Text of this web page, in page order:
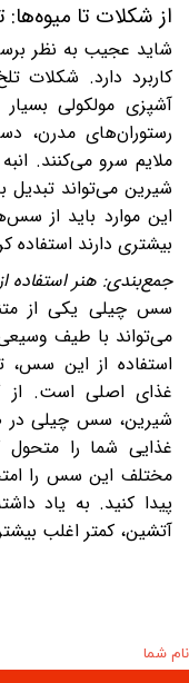
از شکلات تا میوه‌ها:
شاید عجیب به نظر
کاربرد دارد.
آشپزی مولکولی
رستوران‌های مدرن،
ملایم سرو می‌کنند.
شیرین می‌تواند
این موارد باید از
بیشتری دارند استفاده
جمع‌بندی: هنر
سس چیلی یکی از
می‌تواند با طیف
استفاده از این سس،
غذای اصلی است. از
شیرین، سس چیلی در
غذایی شما را متحول
مختلف این سس را
پیدا کنید. به یاد
آتشین، کمتر اغلب
نام شما